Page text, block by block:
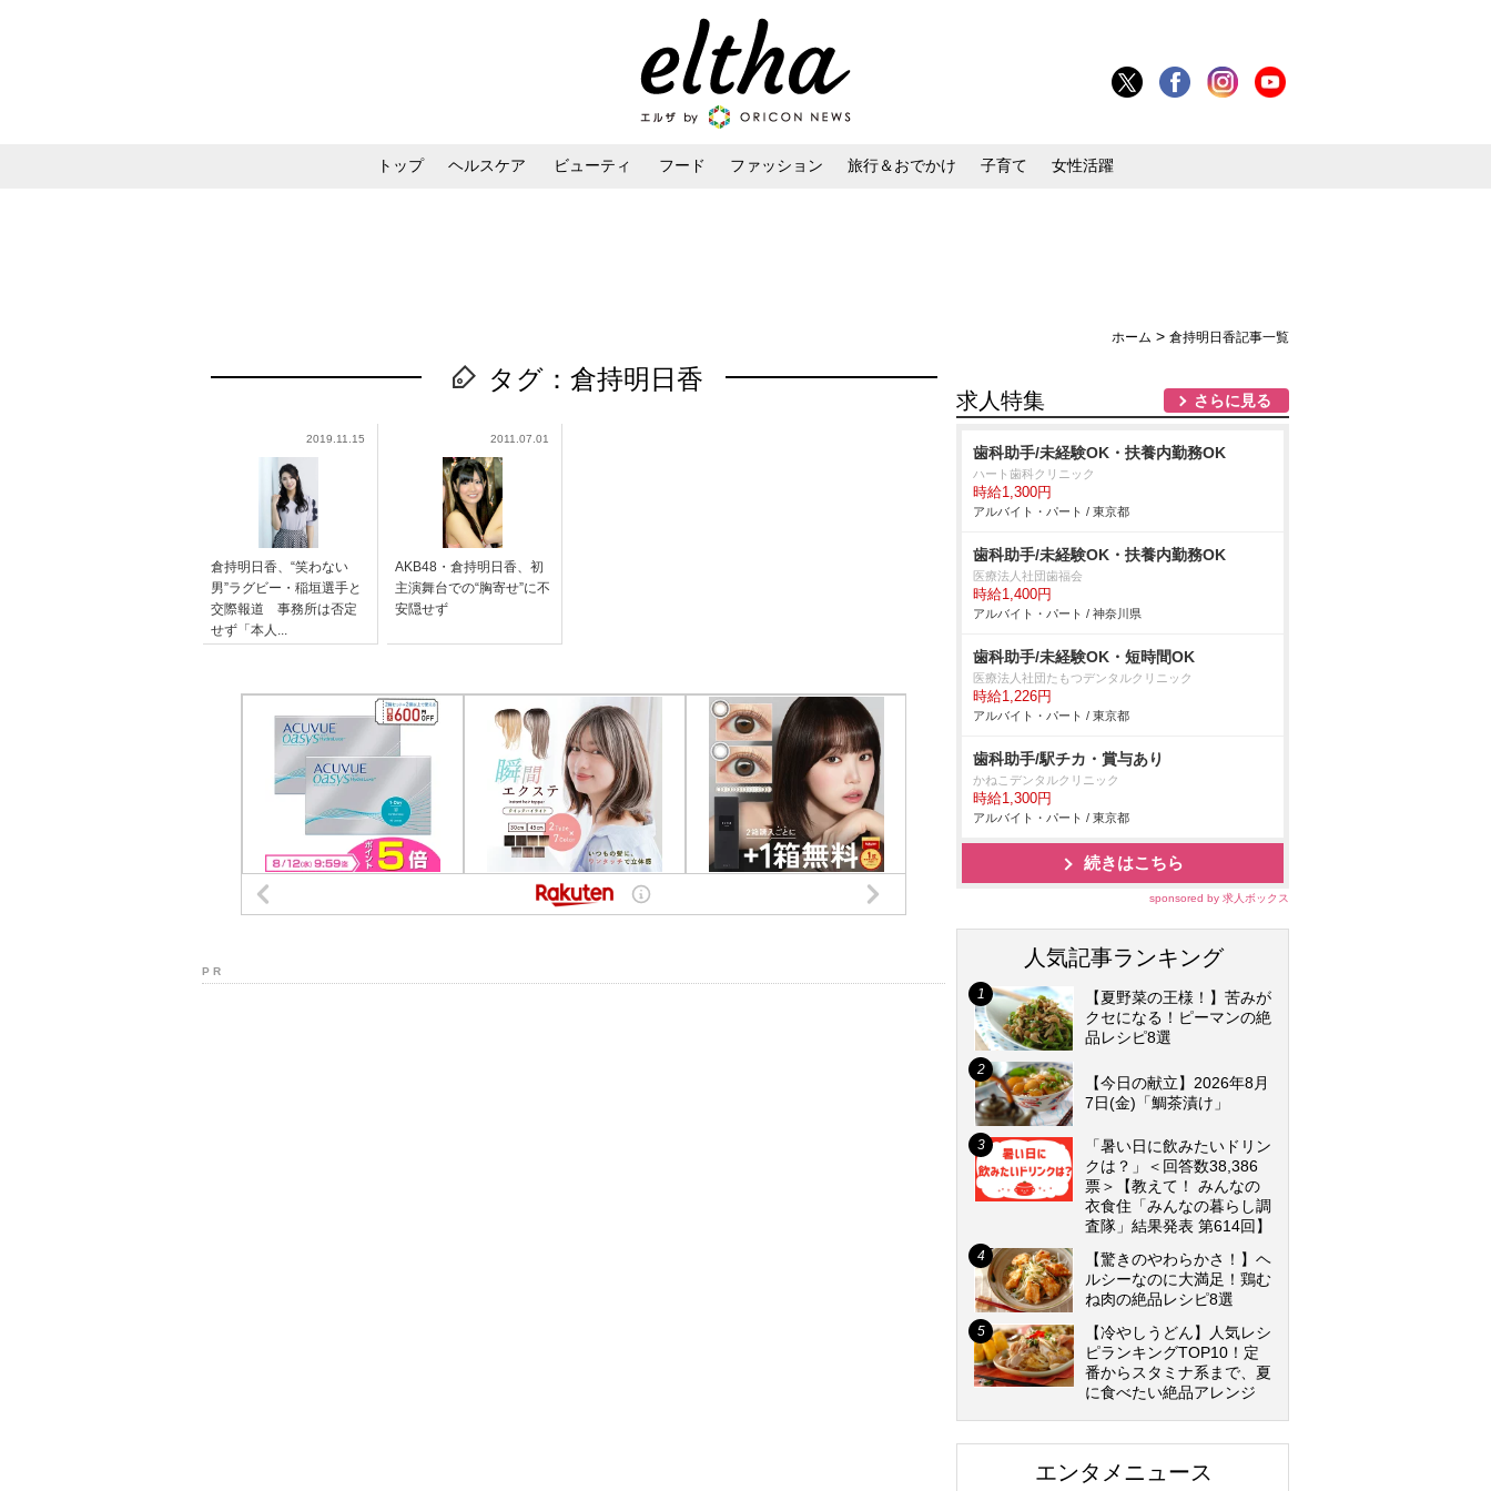
トップ ヘルスケア ビューティ フード ファッション 旅行＆おでかけ 子育て 女性活躍
ホーム > 倉持明日香記事一覧
タグ：倉持明日香
2019.11.15
倉持明日香、“笑わない
男”ラグビー・稲垣選手と
交際報道 事務所は否定
せず「本人...
2011.07.01
AKB48・倉持明日香、初
主演舞台での“胸寄せ”に不
安隠せず
P R
求人特集 さらに見る
歯科助手/未経験OK・扶養内勤務OK
ハート歯科クリニック
時給1,300円
アルバイト・パート / 東京都
歯科助手/未経験OK・扶養内勤務OK
医療法人社団歯福会
時給1,400円
アルバイト・パート / 神奈川県
歯科助手/未経験OK・短時間OK
医療法人社団たもつデンタルクリニック
時給1,226円
アルバイト・パート / 東京都
歯科助手/駅チカ・賞与あり
かねこデンタルクリニック
時給1,300円
アルバイト・パート / 東京都
続きはこちら
sponsored by 求人ボックス
人気記事ランキング
【夏野菜の王様！】苦みが
クセになる！ピーマンの絶
品レシピ8選
【今日の献立】2026年8月
7日(金)「鯛茶漬け」
「暑い日に飲みたいドリン
クは？」＜回答数38,386
票＞【教えて！ みんなの
衣食住「みんなの暮らし調
査隊」結果発表 第614回】
【驚きのやわらかさ！】ヘ
ルシーなのに大満足！鶏む
ね肉の絶品レシピ8選
【冷やしうどん】人気レシ
ピランキングTOP10！定
番からスタミナ系まで、夏
に食べたい絶品アレンジ
エンタメニュース